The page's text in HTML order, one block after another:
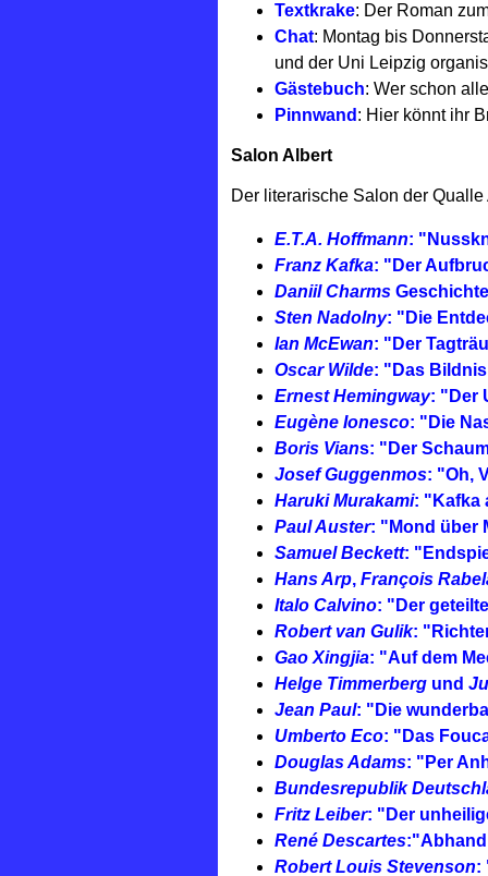
Textkrake: Der Roman
Chat: Montag bis
und der Uni Leipzig
Gästebuch: Wer schon
Pinnwand : Hier könnt ihr
Salon Albert
Der literarische Salon der
E.T.A. Hoffmann:
Franz Kafka: "Der
Daniil Charms
Sten Nadolny: "Die
Ian McEwan: "Der
Oscar Wilde: "Das
Ernest Hemingway: "Der
Eugène Ionesco: "Die
Boris Vians: "Der
Josef Guggenmos: "Oh,
Haruki Murakami: "Kafka
Paul Auster: "Mond über
Samuel Beckett:
Hans Arp, François
Italo Calvino: "Der
Robert van Gulik:
Gao Xingjia: "Auf dem
Helge Timmerberg und
Jean Paul: "Die
Umberto Eco: "Das
Douglas Adams: "Per
Bundesrepublik
Fritz Leiber: "Der
René Descartes
Robert Louis Stevenson: